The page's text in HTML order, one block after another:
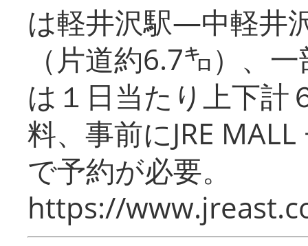
は軽井沢駅―中軽井
（片道約6.7㌔）、
は１日当たり上下計
料、事前にJRE
で予約が必要。
https://